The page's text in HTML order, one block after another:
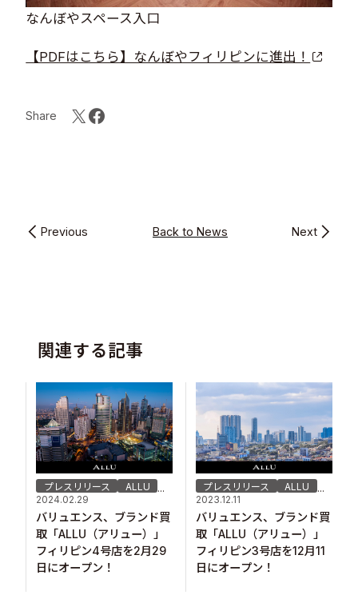
なんぼやスペース入口
【PDFはこちら】なんぼやフィリピンに進出！
Share
Previous Back to News Next
関連する記事
プレスリリース ALLU
...
2024.02.29
バリュエンス、ブランド買
取「ALLU（アリュー）」
フィリピン4号店を2月29
日にオープン！
プレスリリース ALLU
...
2023.12.11
バリュエンス、ブランド買
取「ALLU（アリュー）」
フィリピン3号店を12月11
日にオープン！